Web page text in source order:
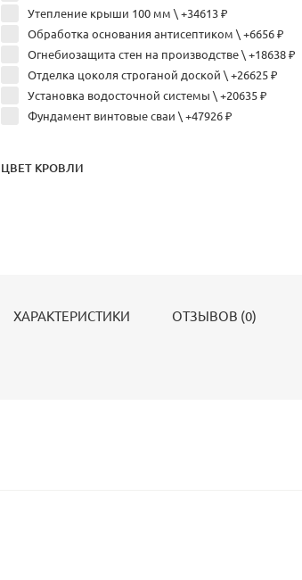
Утепление крыши 100 мм \ +34613 ₽
Обработка основания антисептиком \ +6656 ₽
Огнебиозащита стен на производстве \ +18638 ₽
Отделка цоколя строганой доской \ +26625 ₽
Установка водосточной системы \ +20635 ₽
Фундамент винтовые сваи \ +47926 ₽
ЦВЕТ КРОВЛИ
ХАРАКТЕРИСТИКИ ОТЗЫВОВ (0)